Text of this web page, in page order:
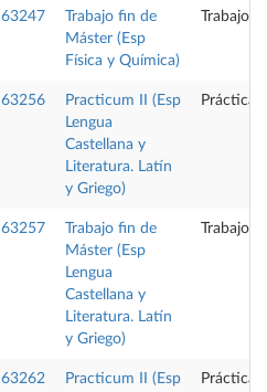
63247
Trabajo fin de
Máster (Esp
Física y Química)
Trabajo
63256
Practicum II (Esp
Lengua
Castellana y
Literatura. Latín
y Griego)
63257
Trabajo fin de
Máster (Esp
Lengua
Castellana y
Literatura. Latín
y Griego)
Trabajo
63262 Practicum II (Esp